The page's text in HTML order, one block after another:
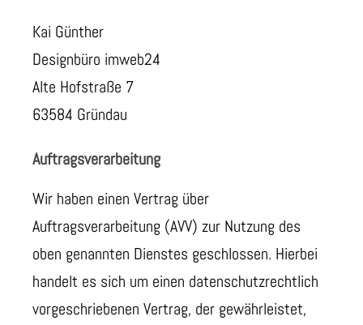
Kai Günther
Designbüro imweb24
Alte Hofstraße 7
63584 Gründau
Auftragsverarbeitung
Wir haben einen Vertrag über
Auftragsverarbeitung (AVV) zur Nutzung des
oben genannten Dienstes geschlossen. Hierbei
handelt es sich um einen datenschutzrechtlich
vorgeschriebenen Vertrag, der gewährleistet,